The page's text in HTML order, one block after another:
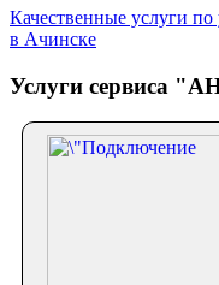
Качественные услуги
в Ачинске
Услуги сервиса